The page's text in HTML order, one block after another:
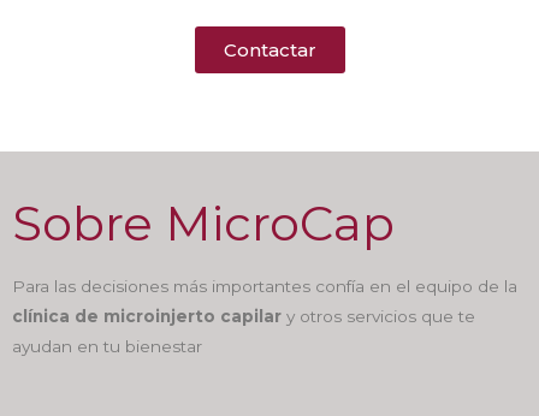
Contactar
Sobre MicroCap
Para las decisiones más importantes confía en el equipo de la
clínica de microinjerto capilar y otros servicios que te
ayudan en tu bienestar